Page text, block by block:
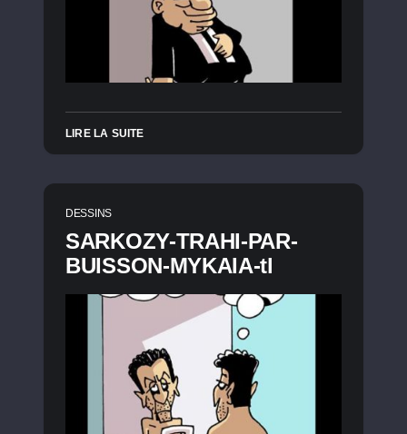
LIRE LA SUITE
DESSINS
SARKOZY-TRAHI-PAR-
BUISSON-MYKAIA-tl